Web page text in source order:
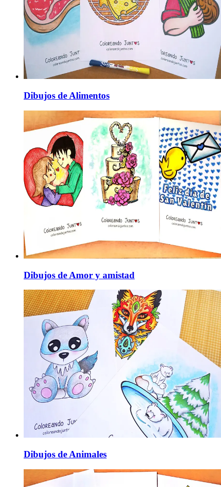
Dibujos de Alimentos
Dibujos de Amor y amistad
Dibujos de Animales